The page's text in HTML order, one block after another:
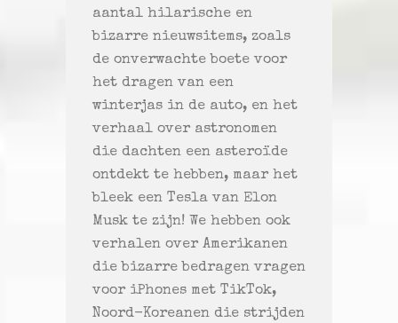
aantal hilarische en
bizarre nieuwsitems, zoals
de onverwachte boete voor
het dragen van een
winterjas in de auto, en het
verhaal over astronomen
die dachten een asteroïde
ontdekt te hebben, maar het
bleek een Tesla van Elon
Musk te zijn! We hebben ook
verhalen over Amerikanen
die bizarre bedragen vragen
voor iPhones met TikTok,
Noord-Koreanen die strijden